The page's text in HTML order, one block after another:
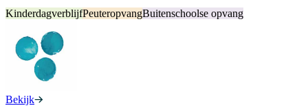
KinderdagverblijfPeuteropvangBuitenschoolse opvang
Bekijk